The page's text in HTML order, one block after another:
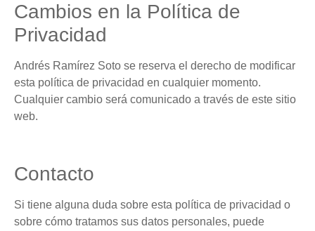
Cambios en la Política de
Privacidad
Andrés Ramírez Soto se reserva el derecho de modificar
esta política de privacidad en cualquier momento.
Cualquier cambio será comunicado a través de este sitio
web.
Contacto
Si tiene alguna duda sobre esta política de privacidad o
sobre cómo tratamos sus datos personales, puede